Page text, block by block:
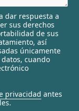
dar respuesta a
sus derechos
de sus
así
únicamente
cuando
privacidad antes